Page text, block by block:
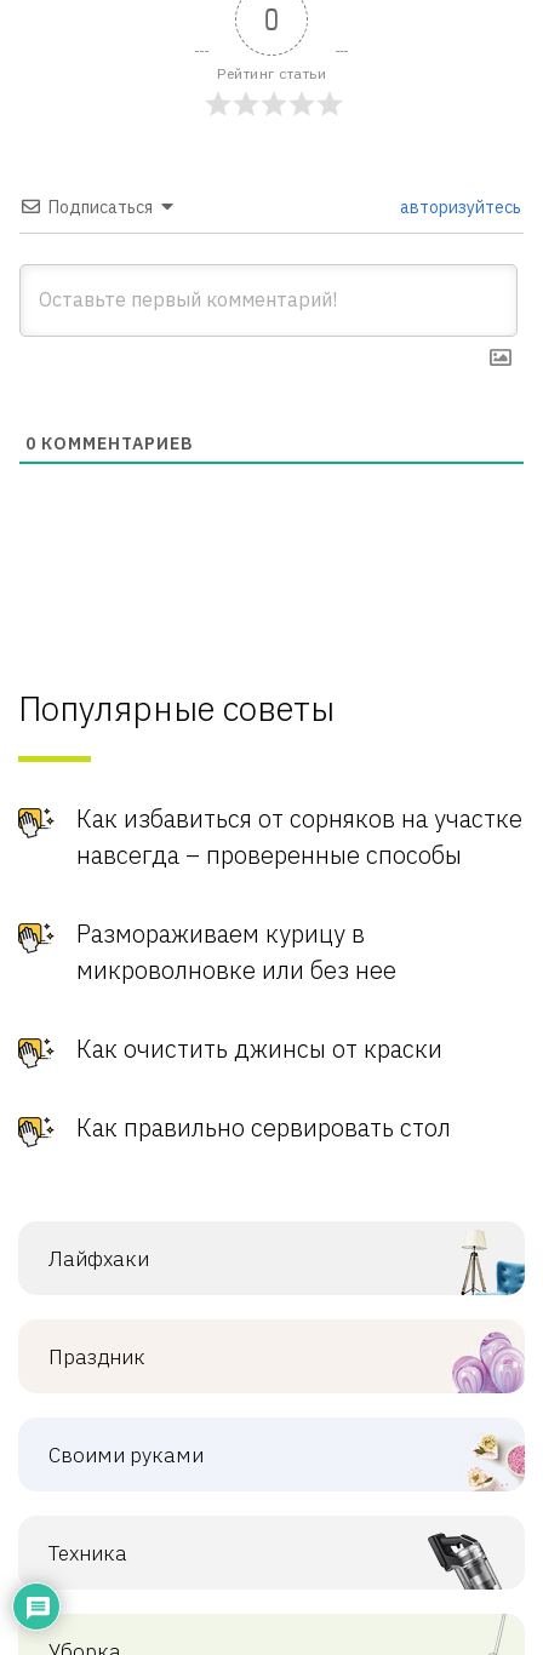
0
Рейтинг статьи
Подписаться авторизуйтесь
0 КОММЕНТАРИЕВ
Популярные советы
Как избавиться от сорняков на участке
навсегда – проверенные способы
Размораживаем курицу в
микроволновке или без нее
Как очистить джинсы от краски
Как правильно сервировать стол
Лайфхаки
Праздник
Своими руками
Техника